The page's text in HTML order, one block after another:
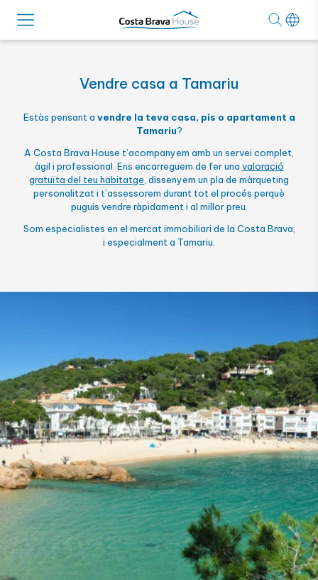
Vendre casa a Tamariu
Estàs pensant a vendre la teva casa, pis o apartament a
Tamariu?
A Costa Brava House t’acompanyem amb un servei complet,
àgil i professional. Ens encarreguem de fer una valoració
gratuïta del teu habitatge , dissenyem un pla de màrqueting
personalitzat i t’assessorem durant tot el procés perquè
puguis vendre ràpidament i al millor preu.
Som especialistes en el mercat immobiliari de la Costa Brava,
i especialment a Tamariu.